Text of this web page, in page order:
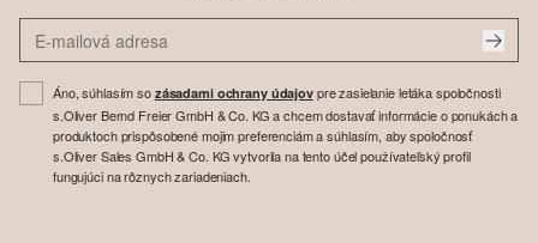
Áno, súhlasím so zásadami ochrany údajovpre zasielanie letáka spoločnosti
s.Oliver Bernd Freier GmbH & Co. KG a chcem dostavať informácie o ponukách a
produktoch prispôsobené mojim preferenciám a súhlasím, aby spoločnosť
s.Oliver Sales GmbH & Co. KG vytvorila na tento účel používateľský profil
fungujúci na rôznych zariadeniach.